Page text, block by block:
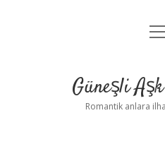
Yasal
Güneşli
Romantik anlara